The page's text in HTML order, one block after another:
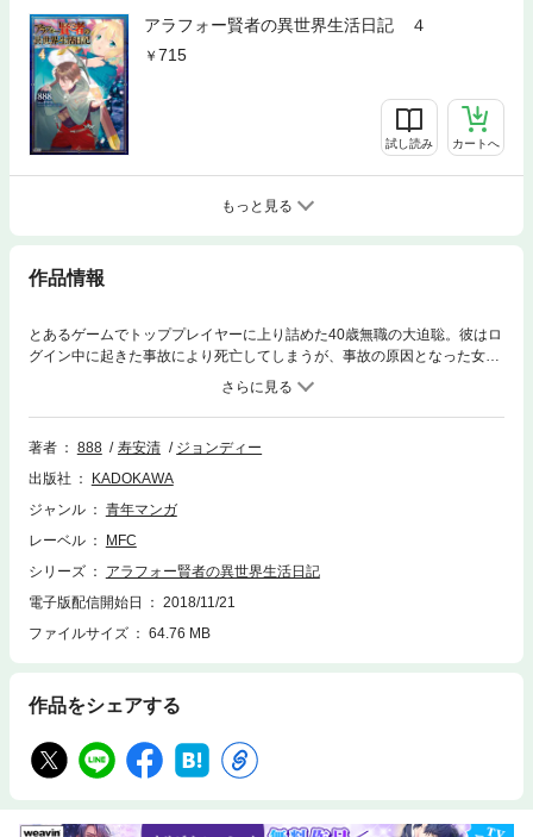
アラフォー賢者の異世界生活日記 ４
715
試し読み カートへ
もっと見る
作品情報
とあるゲームでトッププレイヤーに上り詰めた40歳無職の大迫聡。彼はロ
グイン中に起きた事故により死亡してしまうが、事故の原因となった女神
から、ゲームのステータス込みで異世界に転生させられてしまう。
著者 888 寿安清
ジョンディー
出版社
KADOKAWA
ジャンル
青年マンガ
レーベル
MFC
シリーズ
アラフォー賢者の異世界生活日記
電子版配信開始日
2018/11/21
ファイルサイズ
64.76 MB
作品をシェアする